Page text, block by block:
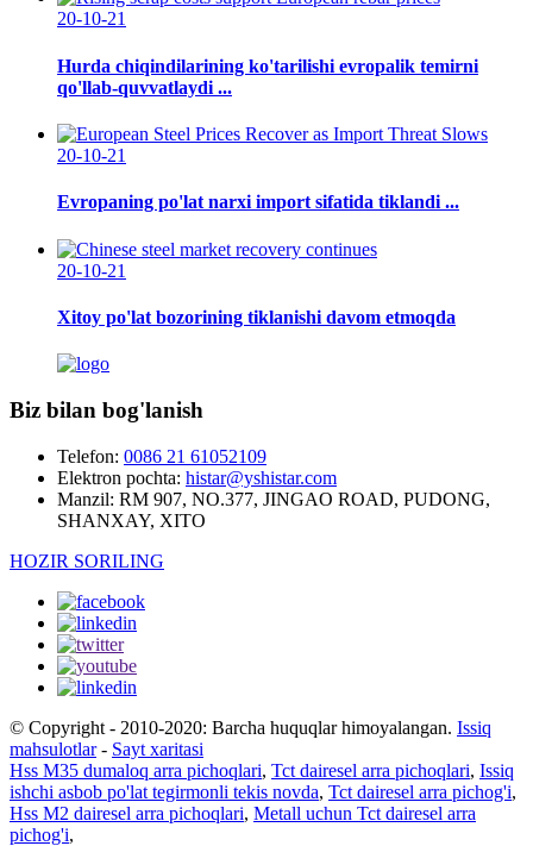
20-10-21
Hurda chiqindilarining ko'tarilishi evropalik temirni
qo'llab-quvvatlaydi ...
20-10-21
Evropaning po'lat narxi import sifatida tiklandi ...
20-10-21
Xitoy po'lat bozorining tiklanishi davom etmoqda
Biz bilan bog'lanish
Telefon: 0086 21 61052109
Elektron pochta: histar@yshistar.com
Manzil: RM 907, NO.377, JINGAO ROAD, PUDONG,
SHANXAY, XITO
HOZIR SORILING
© Copyright - 2010-2020: Barcha huquqlar himoyalangan. Issiq
mahsulotlar- Sayt xaritasi
Hss M35 dumaloq arra pichoqlari, Tct dairesel arra pichoqlari, Issiq
ishchi asbob po'lat tegirmonli tekis novda, Tct dairesel arra pichog'i,
Hss M2 dairesel arra pichoqlari, Metall uchun Tct dairesel arra
pichog'i,